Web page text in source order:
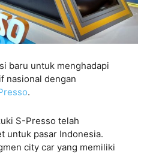
baru untuk menghadapi
nasional dengan
.
S-Presso telah
untuk pasar Indonesia.
city car yang memiliki